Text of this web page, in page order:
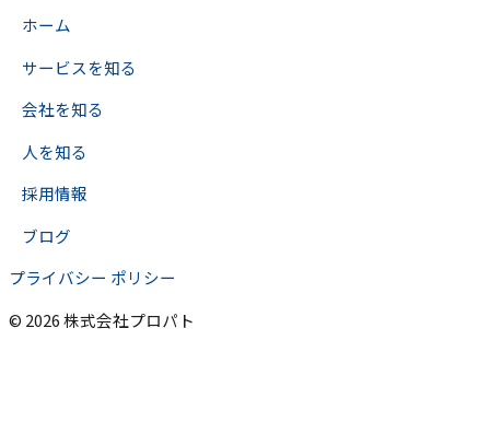
ホーム
サービスを知る
会社を知る
人を知る
採用情報
ブログ
プライバシー ポリシー
© 2026 株式会社プロパト